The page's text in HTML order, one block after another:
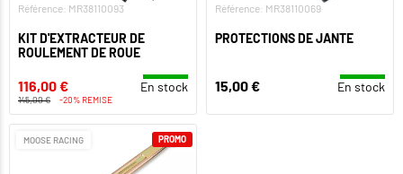
Référence: MR38110093
KIT D'EXTRACTEUR DE
ROULEMENT DE ROUE
116,00 € En stock
145,00 € -20% REMISE
Référence: MR38110069
PROTECTIONS DE JANTE
15,00 € En stock
MOOSE RACING PROMO